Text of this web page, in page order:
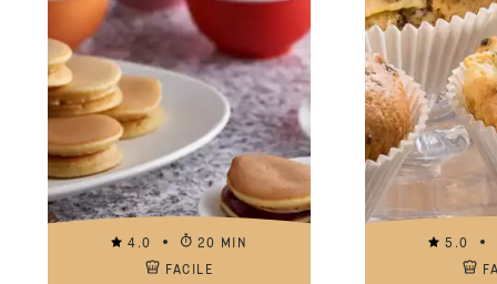
4.0
20 MIN
FACILE
5.0